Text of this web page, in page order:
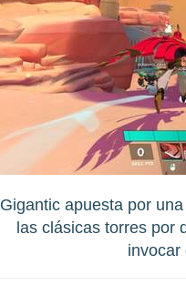
Gigantic apuesta por
las clásicas torres por
invocar